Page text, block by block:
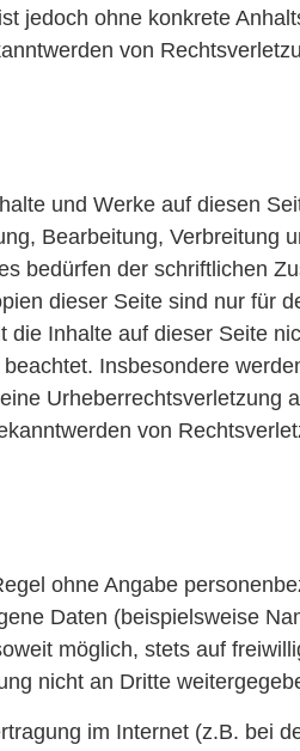
jedoch ohne konkrete
von
und Werke auf diesen
Bearbeitung, Verbreitung
bedürfen der schriftlichen
dieser Seite sind nur für
die Inhalte auf dieser Seite
Insbesondere
Urheberrechtsverletzung
von
ohne Angabe
Daten (beispielsweise
möglich, stets auf
nicht an Dritte
im Internet (z.B. bei